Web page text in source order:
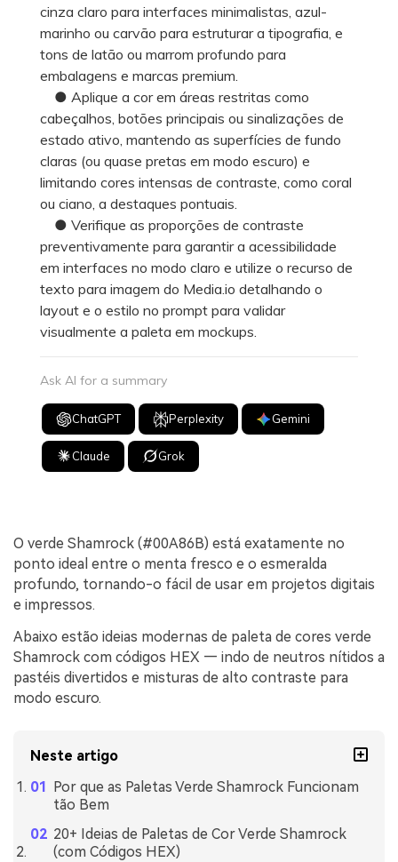
cinza claro para interfaces minimalistas, azul-
marinho ou carvão para estruturar a tipografia, e
tons de latão ou marrom profundo para
embalagens e marcas premium.
● Aplique a cor em áreas restritas como
cabeçalhos, botões principais ou sinalizações de
estado ativo, mantendo as superfícies de fundo
claras (ou quase pretas em modo escuro) e
limitando cores intensas de contraste, como coral
ou ciano, a destaques pontuais.
● Verifique as proporções de contraste
preventivamente para garantir a acessibilidade
em interfaces no modo claro e utilize o recurso de
texto para imagem do Media.io detalhando o
layout e o estilo no prompt para validar
visualmente a paleta em mockups.
Ask AI for a summary
ChatGPT Perplexity Gemini
Claude Grok
O verde Shamrock (#00A86B) está exatamente no
ponto ideal entre o menta fresco e o esmeralda
profundo, tornando-o fácil de usar em projetos digitais
e impressos.
Abaixo estão ideias modernas de paleta de cores verde
Shamrock com códigos HEX — indo de neutros nítidos a
pastéis divertidos e misturas de alto contraste para
modo escuro.
Neste artigo
Por que as Paletas Verde Shamrock Funcionam
tão Bem
20+ Ideias de Paletas de Cor Verde Shamrock
(com Códigos HEX)